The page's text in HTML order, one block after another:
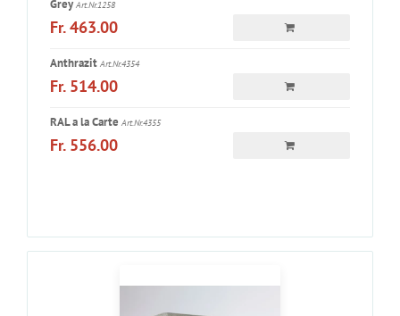
Grey Art.Nr.1258
Fr. 463.00
Anthrazit Art.Nr.4354
Fr. 514.00
RAL a la Carte Art.Nr.4355
Fr. 556.00